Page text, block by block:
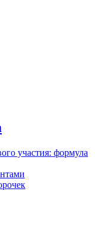
участия: формула